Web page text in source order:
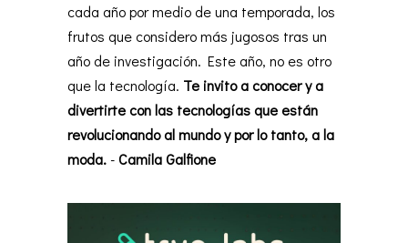
cada año por medio de una temporada, los
frutos que considero más jugosos tras un
año de investigación. Este año, no es otro
que la tecnología. Te invito a conocer y a
divertirte con las tecnologías que están
revolucionando al mundo y por lo tanto, a la
moda. -Camila Galfione